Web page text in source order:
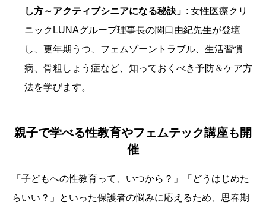
し方～アクティブシニアになる秘訣」 : 女性医療クリ
ニックLUNAグループ理事長の関口由紀先生が登壇
し、更年期うつ、フェムゾーントラブル、生活習慣
病、骨粗しょう症など、知っておくべき予防＆ケア方
法を学びます。
親子で学べる性教育やフェムテック講座も開
催
「子どもへの性教育って、いつから？」「どうはじめた
らいい？」といった保護者の悩みに応えるため、思春期